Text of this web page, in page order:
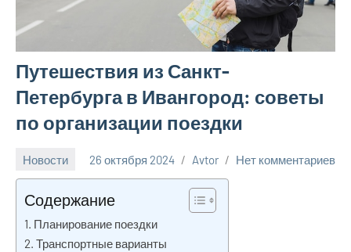
Путешествия из Санкт-
Петербурга в Ивангород: советы
по организации поездки
Новости 26 октября 2024 Avtor Нет комментариев
Содержание
Планирование поездки
Транспортные варианты